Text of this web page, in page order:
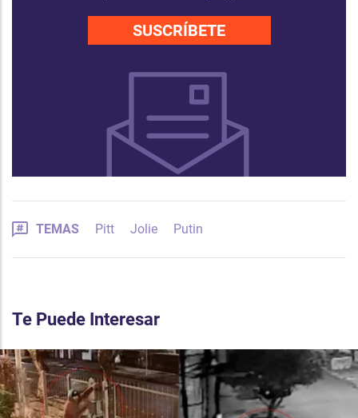
SUSCRÍBETE
TEMAS Pitt Jolie Putin
Te Puede Interesar